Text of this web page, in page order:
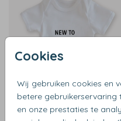
Cookies
Wij gebruiken cookies en
betere gebruikerservaring
en onze prestaties te